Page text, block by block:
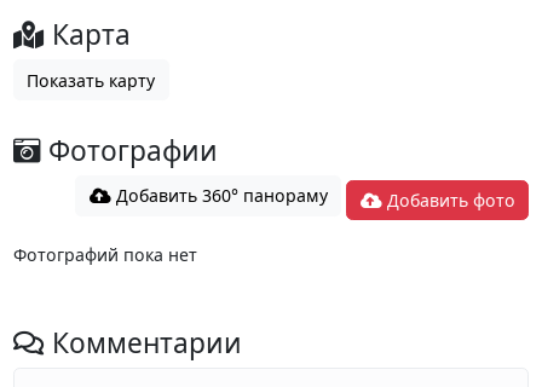
Карта
Показать карту
Фотографии
Добавить 360° панораму Добавить фото
Фотографий пока нет
Комментарии